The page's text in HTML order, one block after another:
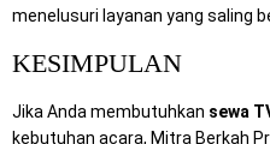
menelusuri layanan yang saling
KESIMPULAN
Jika Anda membutuhkan sewa
kebutuhan acara, Mitra Berkah